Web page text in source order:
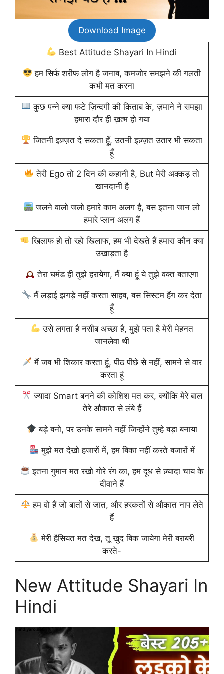
Download Image
Best Attitude Shayari In Hindi
हम सिर्फ शरीफ लोग है जनाब, कमजोर समझने की गलती
कभी मत करना
कुछ पन्ने क्या फटे ज़िन्दगी की किताब के, ज़माने ने समझा
हमारा दौर ही ख़त्म हो गया
जितनी इज़्ज़त दे सकता हूँ, उतनी इज़्ज़त उतार भी सकता
हूँ
तेरी Ego तो 2 दिन की कहानी है, But मेरी अक्कड़ तो
खानदानी है
जलने वालो जलो हमारे काम अलग है, बस इतना जान लो
हमारे प्लान अलग हैं
खिलाफ हो तो रहो खिलाफ, हम भी देखते हैं हमारा कौन क्या
उखाड़ता है
तेरा घमंड ही तुझे हरायेगा, मैं क्‍या हूं ये तुझे वक्‍त बताएगा
मैं लड़ाई झगड़े नहीं करता साहब, बस सिस्टम हैंग कर देता
हूँ
उसे लगता है नसीब अच्छा है, मुझे पता है मेरी मेहनत
जानलेवा थी
मैं जब भी शिकार करता हूं, पीठ पीछे से नहीं, सामने से वार
करता हूं
ज्यादा Smart बनने की कोशिश मत कर, क्योंकि मेरे बाल
तेरे औकात से लंबे हैं
बड़े बनो, पर उनके सामने नहीं जिन्होंने तुम्हे बड़ा बनाया
मुझे मत देखो हजारों में, हम बिका नहीं करते बजारों में
इतना गुमान मत रखो गोरे रंग का, हम दूध से ज़्यादा चाय के
दीवाने हैं
हम वो हैं जो बातों से जात, और हरकतों से औकात नाप लेते
हैं
मेरी हैसियत मत देख, तू खुद बिक जायेगा मेरी बराबरी
करते-
New Attitude Shayari In
Hindi